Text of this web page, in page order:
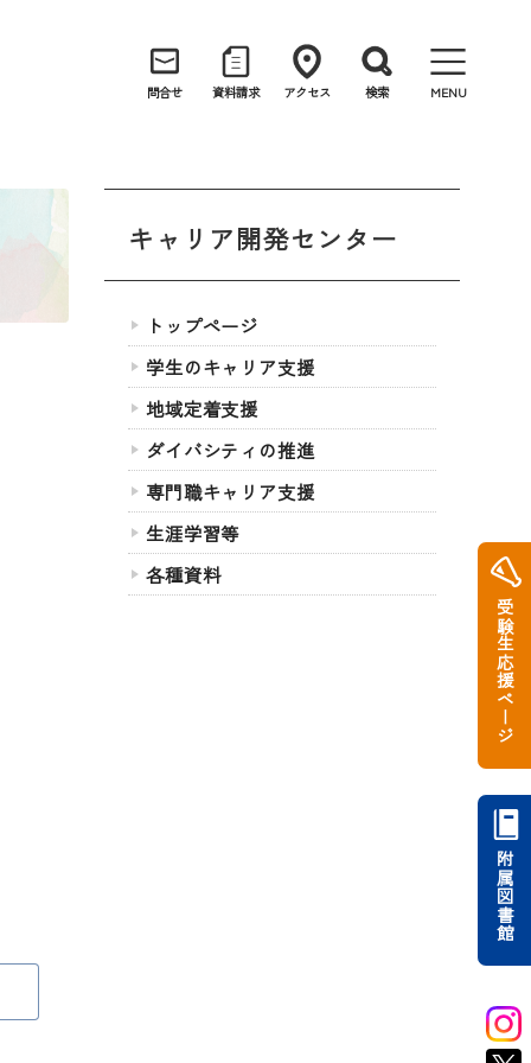
問合せ 資料請求 アクセス 検索 MENU
キャリア開発センター
トップページ
学生のキャリア支援
地域定着支援
ダイバシティの推進
専門職キャリア支援
生涯学習等
各種資料
受験生応援ページ
附属図書館